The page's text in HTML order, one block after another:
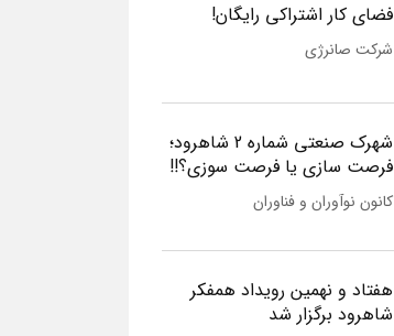
فضای کار اشتراکی رایگان!
شرکت صانرژی
شهرک صنعتی شماره 2 شاهرود؛
فرصت سازی یا فرصت سوزی؟!!
کانون نوآوران و فناوران
هفتاد و نهمین رویداد همفکر
شاهرود برگزار شد